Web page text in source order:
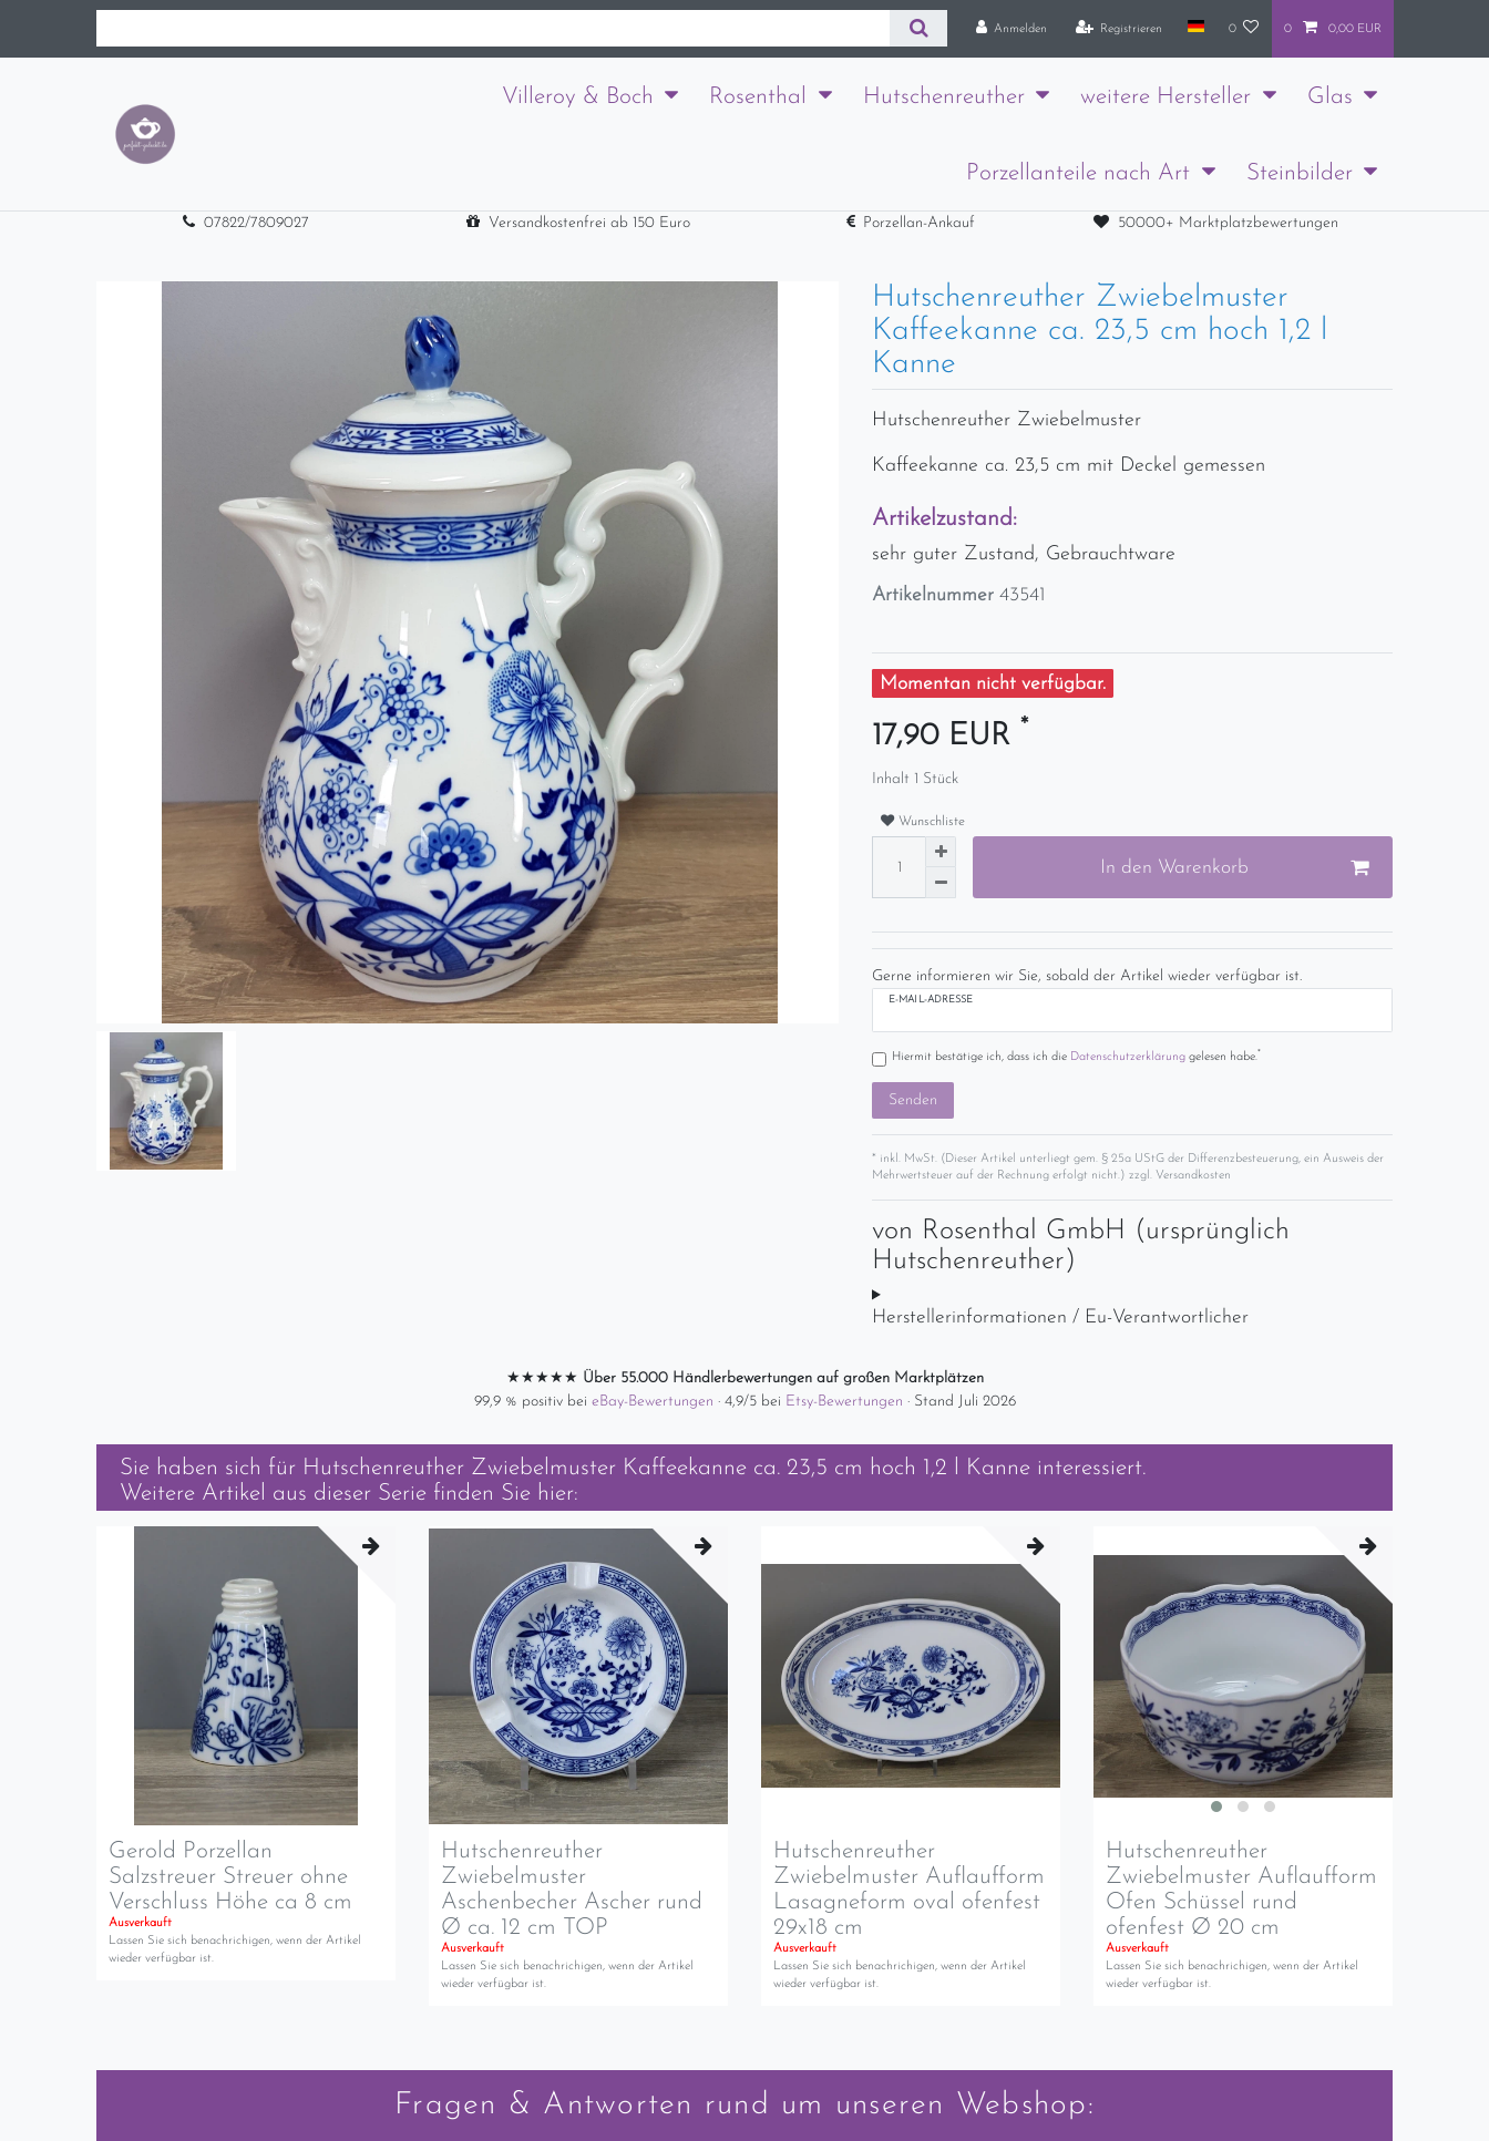
Anmelden Registrieren 0 0 0,00 EUR
Villeroy & Boch Rosenthal Hutschenreuther weitere Hersteller Glas
Porzellanteile nach Art Steinbilder
07822/7809027 Versandkostenfrei ab 150 Euro Porzellan-Ankauf 50000+ Marktplatzbewertungen
Hutschenreuther Zwiebelmuster
Kaffeekanne ca. 23,5 cm hoch 1,2 l
Kanne
Hutschenreuther Zwiebelmuster
Kaffeekanne ca. 23,5 cm mit Deckel gemessen
Artikelzustand:
sehr guter Zustand, Gebrauchtware
Artikelnummer 43541
Momentan nicht verfügbar.
17,90 EUR *
Inhalt 1 Stück
Wunschliste
In den Warenkorb
Gerne informieren wir Sie, sobald der Artikel wieder verfügbar ist.
E-MAIL-ADRESSE
Hiermit bestätige ich, dass ich die Daten­schutz­erklärunggelesen habe.*
Senden
* inkl. MwSt. (Dieser Artikel unterliegt gem. § 25a UStG der Differenzbesteuerung, ein Ausweis der
Mehrwertsteuer auf der Rechnung erfolgt nicht.) zzgl. Versandkosten
von Rosenthal GmbH (ursprünglich
Hutschenreuther)
Herstellerinformationen / Eu-Verantwortlicher
★★★★★ Über 55.000 Händlerbewertungen auf großen Marktplätzen
99,9 % positiv bei eBay-Bewertungen · 4,9/5 bei Etsy-Bewertungen · Stand Juli 2026
Sie haben sich für Hutschenreuther Zwiebelmuster Kaffeekanne ca. 23,5 cm hoch 1,2 l Kanne interessiert.
Weitere Artikel aus dieser Serie finden Sie hier:
Gerold Porzellan
Salzstreuer Streuer ohne
Verschluss Höhe ca 8 cm
Ausverkauft
Lassen Sie sich benachrichigen, wenn der Artikel
wieder verfügbar ist.
Hutschenreuther
Zwiebelmuster
Aschenbecher Ascher rund
Ø ca. 12 cm TOP
Ausverkauft
Lassen Sie sich benachrichigen, wenn der Artikel
wieder verfügbar ist.
Hutschenreuther
Zwiebelmuster Auflaufform
Lasagneform oval ofenfest
29x18 cm
Ausverkauft
Lassen Sie sich benachrichigen, wenn der Artikel
wieder verfügbar ist.
Hutschenreuther
Zwiebelmuster Auflaufform
Ofen Schüssel rund
ofenfest Ø 20 cm
Ausverkauft
Lassen Sie sich benachrichigen, wenn der Artikel
wieder verfügbar ist.
Fragen & Antworten rund um unseren Webshop: